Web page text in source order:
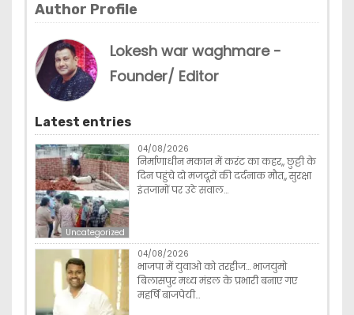
Author Profile
Lokesh war waghmare -
Founder/ Editor
Latest entries
Uncategorized
04/08/2026
निर्माणाधीन मकान में करंट का कहर,, छुट्टी के
दिन पहुंचे दो मजदूरों की दर्दनाक मौत,, सुरक्षा
इंतजामों पर उठे सवाल…
04/08/2026
भाजपा में युवाओ को तरहीज… भाजयुमो
बिलासपुर मध्य मंडल के प्रभारी बनाए गए
महर्षि बाजपेयी…